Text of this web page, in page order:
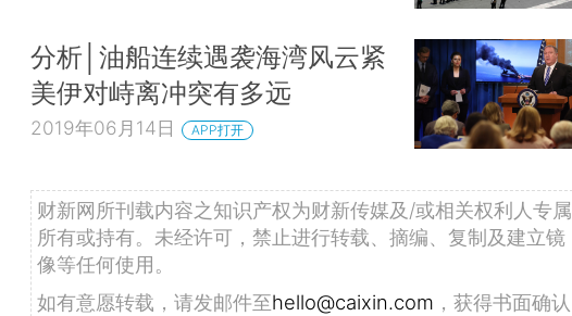
分析│油船连续遇袭海湾风云紧
美伊对峙离冲突有多远
2019年06月14日 APP打开
财新网所刊载内容之知识产权为财新传媒及/或相关权利人专属
所有或持有。未经许可，禁止进行转载、摘编、复制及建立镜
像等任何使用。
如有意愿转载，请发邮件至hello@caixin.com ，获得书面确认